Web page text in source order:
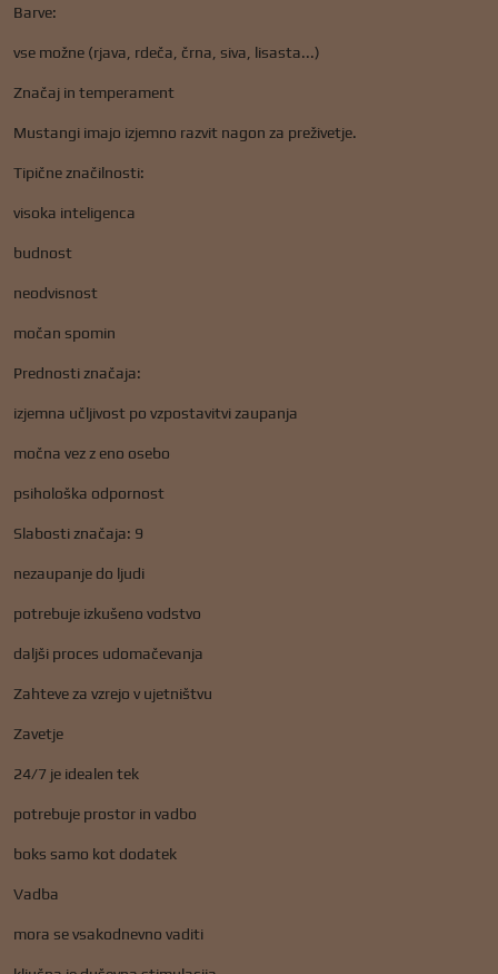
Barve:
vse možne (rjava, rdeča, črna, siva, lisasta...)
Značaj in temperament
Mustangi imajo izjemno razvit nagon za preživetje.
Tipične značilnosti:
visoka inteligenca
budnost
neodvisnost
močan spomin
Prednosti značaja:
izjemna učljivost po vzpostavitvi zaupanja
močna vez z eno osebo
psihološka odpornost
Slabosti značaja: 9
nezaupanje do ljudi
potrebuje izkušeno vodstvo
daljši proces udomačevanja
Zahteve za vzrejo v ujetništvu
Zavetje
24/7 je idealen tek
potrebuje prostor in vadbo
boks samo kot dodatek
Vadba
mora se vsakodnevno vaditi